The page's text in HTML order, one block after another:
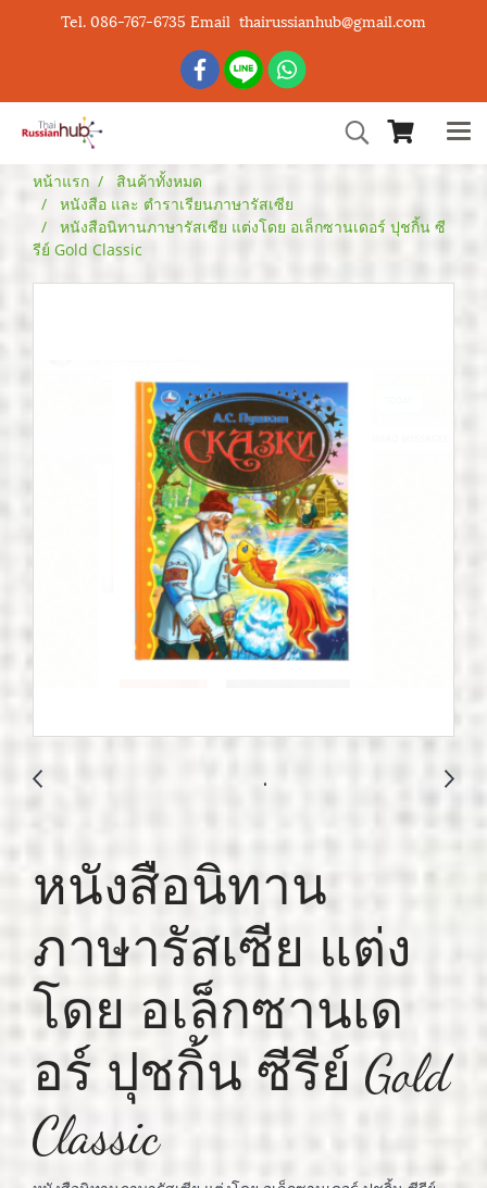
Tel. 086-767-6735 Email thairussianhub@gmail.com
หน้าแรก
สินค้าทั้งหมด
หนังสือ และ ตำราเรียนภาษารัสเซีย
หนังสือนิทานภาษารัสเซีย แต่งโดย อเล็กซานเดอร์ ปุชกิ้น ซี
รีย์ Gold Classic
หนังสือนิทาน
ภาษารัสเซีย แต่ง
โดย อเล็กซานเด
อร์ ปุชกิ้น ซีรีย์ Gold
Classic